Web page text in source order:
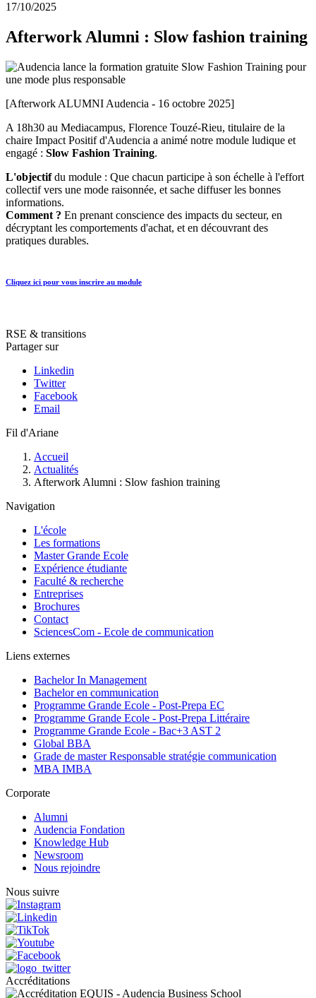
17/10/2025
Afterwork Alumni : Slow fashion training
[Afterwork ALUMNI Audencia - 16 octobre 2025]
A 18h30 au Mediacampus, Florence Touzé-Rieu, titulaire de la
chaire Impact Positif d'Audencia a animé notre module ludique et
engagé : Slow Fashion Training.
L'objectifdu module : Que chacun participe à son échelle à l'effort
collectif vers une mode raisonnée, et sache diffuser les bonnes
informations.
Comment ? En prenant conscience des impacts du secteur, en
décryptant les comportements d'achat, et en découvrant des
pratiques durables.
Cliquez ici pour vous inscrire au module
RSE & transitions
Partager sur
Linkedin
Twitter
Facebook
Email
Fil d'Ariane
Accueil
Actualités
Afterwork Alumni : Slow fashion training
Navigation
L'école
Les formations
Master Grande Ecole
Expérience étudiante
Faculté & recherche
Entreprises
Brochures
Contact
SciencesCom - Ecole de communication
Liens externes
Bachelor In Management
Bachelor en communication
Programme Grande Ecole - Post-Prepa EC
Programme Grande Ecole - Post-Prepa Littéraire
Programme Grande Ecole - Bac+3 AST 2
Global BBA
Grade de master Responsable stratégie communication
MBA IMBA
Corporate
Alumni
Audencia Fondation
Knowledge Hub
Newsroom
Nous rejoindre
Nous suivre
Accréditations